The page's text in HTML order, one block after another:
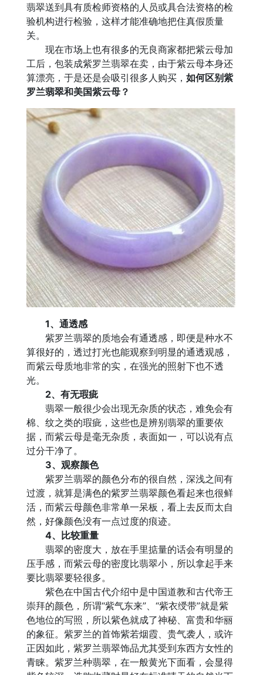
翡翠送到具有质检师资格的人员或具合法资格的检
验机构进行检验，这样才能准确地把住真假质量
关。
现在市场上也有很多的无良商家都把紫云母加
工后，包装成紫罗兰翡翠在卖，由于紫云母本身还
算漂亮，于是还是会吸引很多人购买， 如何区别紫
罗兰翡翠和美国紫云母？
1、通透感
紫罗兰翡翠的质地会有通透感，即便是种水不
算很好的，透过打光也能观察到明显的通透观感，
而紫云母质地非常的实，在强光的照射下也不透
光。
2、有无瑕疵
翡翠一般很少会出现无杂质的状态，难免会有
棉、纹之类的瑕疵，这些也是辨别翡翠的重要依
据，而紫云母是毫无杂质，表面如一，可以说有点
过分干净了。
3、观察颜色
紫罗兰翡翠的颜色分布的很自然，深浅之间有
过渡，就算是满色的紫罗兰翡翠颜色看起来也很鲜
活，而紫云母颜色非常单一呆板，看上去反而太自
然，好像颜色没有一点过度的痕迹。
4、比较重量
翡翠的密度大，放在手里掂量的话会有明显的
压手感，而紫云母的密度比翡翠小，所以拿起手来
要比翡翠要轻很多。
紫色在中国古代介绍中是中国道教和古代帝王
崇拜的颜色，所谓“紫气东来”、“紫衣绶带”就是紫
色地位的写照，所以紫色就成了神秘、富贵和华丽
的象征。紫罗兰的首饰紫若烟霞、贵气袭人，或许
正因如此，紫罗兰翡翠饰品尤其受到东西方女性的
青睐。紫罗兰种翡翠，在一般黄光下面看，会显得